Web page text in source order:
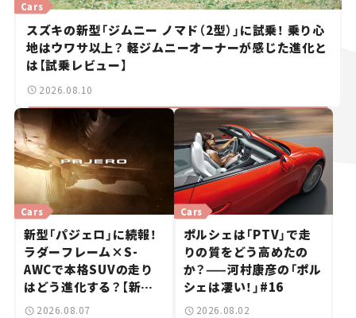
スズキの新型「ジムニー ノマド（2型）」に試乗！ 乗り心
地はウワサ以上？ 軽ジムニーオーナーが感じた進化と
は【試乗レビュー】
Cars
2026.08.10
新型「パジェロ」に続報！
ラダーフレーム×S-
AWCで本格SUVの走り
はどう進化する？【新車
ニュース】
Cars
2026.08.07
ポルシェは「PTV」で走
りの質をどう高めたの
か？——河村康彦の「ポル
シェは凄い！」#16
Cars
2026.08.02